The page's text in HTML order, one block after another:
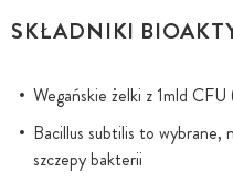
SKŁADNIKI
Wegańskie żelki z 1mld
Bacillus subtilis to wybrane,
szczepy bakterii